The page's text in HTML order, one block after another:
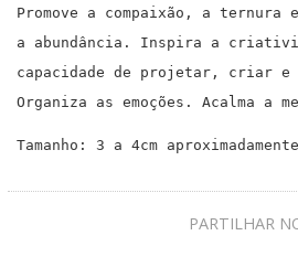
Promove a compaixão, a
a abundância. Inspira a
capacidade de projetar, criar e
Organiza as emoções. Acalma a
Tamanho: 3 a 4cm aproximadamente
PARTILHAR